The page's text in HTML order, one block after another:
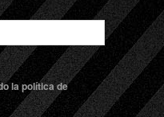
la política de